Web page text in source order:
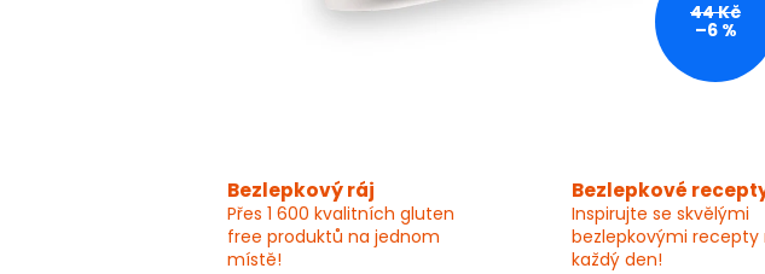
44 Kč
–6 %
Bezlepkový ráj
Přes 1 600 kvalitních gluten
free produktů na jednom
místě!
Bezlepkové
Inspirujte se skvělými
bezlepkovými recepty
každý den!